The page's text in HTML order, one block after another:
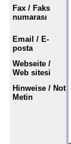
Fax / Faks
numarası
Email / E-
posta
Webseite /
Web sitesi
Hinweise / Not
Metin